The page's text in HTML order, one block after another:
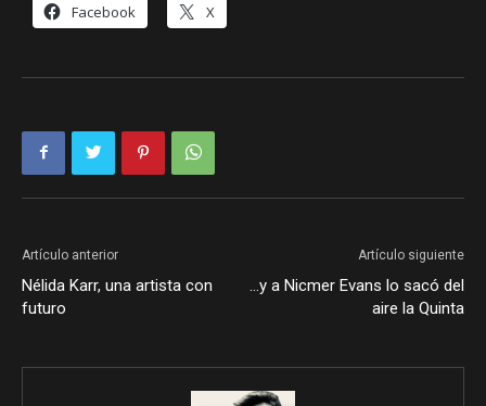
Facebook X
Artículo anterior
Nélida Karr, una artista con
futuro
Artículo siguiente
…y a Nicmer Evans lo sacó del
aire la Quinta